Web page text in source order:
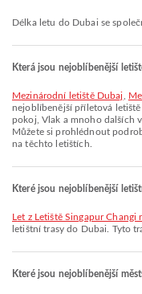
Délka letu do Dubai se
Která jsou nejoblíbenější
Mezinárodní letiště Dubaj
nejoblíbenější příletová
pokoj, Vlak a mnoho dalších
Můžete si prohlédnout
na těchto letištích.
Které jsou nejoblíbenější
let z Letiště Singapur
letištní trasy do Dubai. Tyto
Které jsou nejoblíbenější